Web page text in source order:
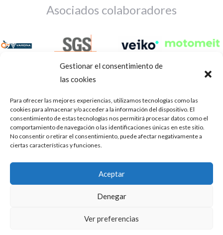
Gestionar el consentimiento de
las cookies
Para ofrecer las mejores experiencias, utilizamos tecnologías como las
cookies para almacenar y/o acceder a la información del dispositivo. El
consentimiento de estas tecnologías nos permitirá procesar datos como el
comportamiento de navegación o las identificaciones únicas en este sitio.
No consentir o retirar el consentimiento, puede afectar negativamente a
ciertas características y funciones.
Aceptar
Denegar
Ver preferencias
Asociados colaboradores
Aviso Legal Política de privacidad Portal de transparencia
ASOCIACIÓN DE TALLERES DE REPARACIÓN DE
AUTOMÓVILES • CIF: G14023832
Mediación, Arbitraje y Conciliación, de la Consejería de Empleo
Puedes aprender más sobre qué cookies utilizamos o